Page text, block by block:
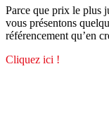
Parce que prix le plus
vous présentons
référencement qu’en
Cliquez ici !